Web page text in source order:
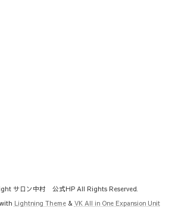
サロン中村 公式HP All Rights Reserved.
Lightning Theme& VK All in One Expansion Unit